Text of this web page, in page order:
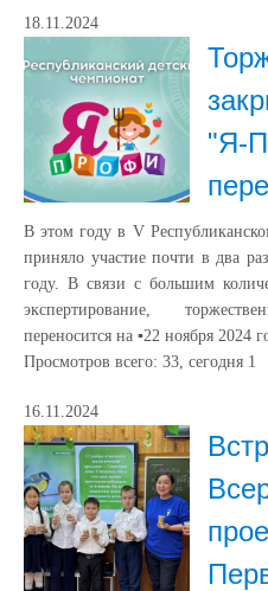
18.11.2024
"Я-
В этом году в V
приняло участие почти в два
году. В связи с большим
экспертирование,
переносится на ▪22 ноября 2024
Просмотров всего: 33, сегодня 1
16.11.2024